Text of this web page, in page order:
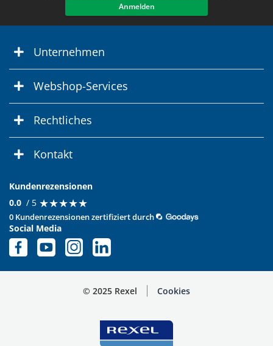
Anmelden
Unternehmen
Webshop-Services
Rechtliches
Kontakt
Kundenrezensionen
0.0 / 5 ★★★★★
★★★★★
0 Kundenrezensionen zertifiziert durch
Social Media
© 2025 Rexel Cookies